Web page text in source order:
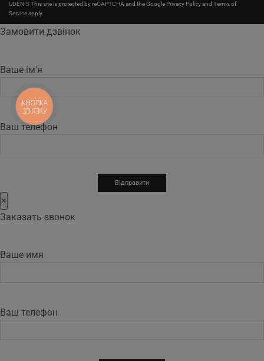
UDEN-S This site is protected by reCAPTCHA and the Google Privacy Policyand Terms of
Serviceapply.
Замовити дзвінок
Ваше ім'я
Ваш телефон
×
Заказать звонок
Ваше имя
Ваш телефон
КНОПКА
ЗВ'ЯЗКУ